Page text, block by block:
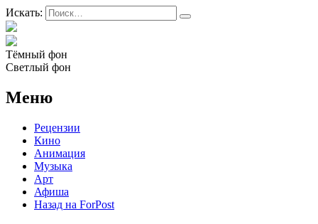
Искать:
Тёмный фон
Светлый фон
Меню
Рецензии
Кино
Анимация
Музыка
Арт
Афиша
Назад на ForPost